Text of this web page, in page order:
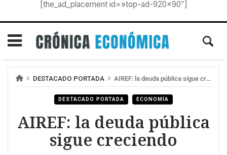
[the_ad_placement id=»top-ad-920×90″]
DESTACADO PORTADA AIREF: la deuda pública sigue creciendo
DESTACADO PORTADA ECONOMÍA
AIREF: la deuda pública
sigue creciendo